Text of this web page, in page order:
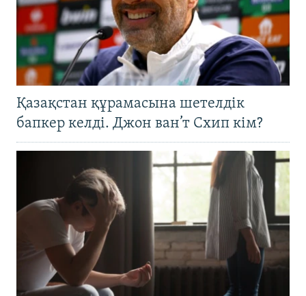
Қазақстан құрамасына шетелдік
бапкер келді. Джон ван’т Схип кім?